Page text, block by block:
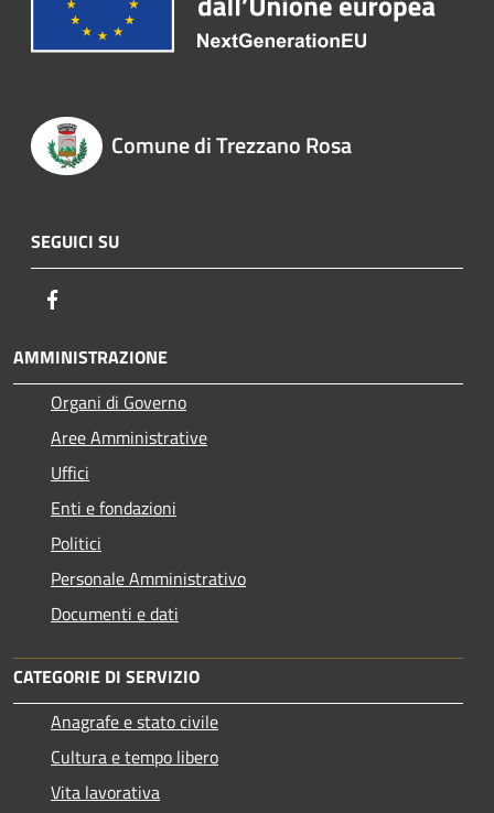
Comune di Trezzano Rosa
SEGUICI SU
AMMINISTRAZIONE
Organi di Governo
Aree Amministrative
Uffici
Enti e fondazioni
Politici
Personale Amministrativo
Documenti e dati
CATEGORIE DI SERVIZIO
Anagrafe e stato civile
Cultura e tempo libero
Vita lavorativa